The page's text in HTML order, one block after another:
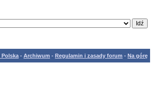
Polska - Archiwum - Regulamin i zasady forum - Na górę